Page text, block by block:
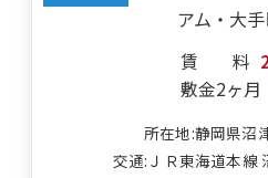
アム・大
賃料
敷金2ヶ月
所在地:静岡県沼
交通:ＪＲ東海道本線